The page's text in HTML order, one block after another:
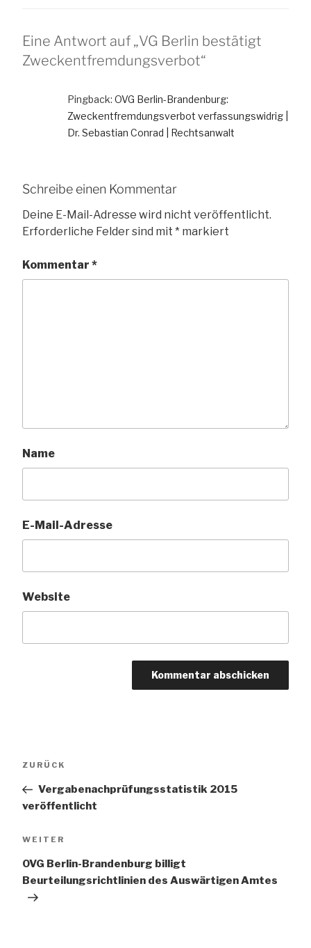
Eine Antwort auf „VG Berlin bestätigt
Zweckentfremdungsverbot“
Pingback: OVG Berlin-Brandenburg:
Zweckentfremdungsverbot verfassungswidrig |
Dr. Sebastian Conrad | Rechtsanwalt
Schreibe einen Kommentar
Deine E-Mail-Adresse wird nicht veröffentlicht.
Erforderliche Felder sind mit * markiert
Kommentar *
Name
E-Mail-Adresse
Website
Vorheriger
ZURÜCK
Vergabenachprüfungsstatistik 2015
veröffentlicht
Nächster
WEITER
OVG Berlin-Brandenburg billigt
Beurteilungsrichtlinien des Auswärtigen Amtes